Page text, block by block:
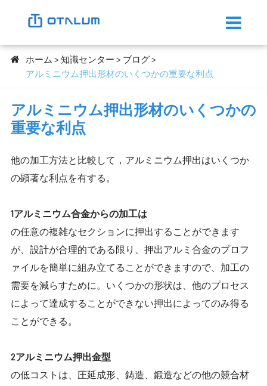
ホーム 知識センター
ブログ
アルミニウム押出形材のいくつかの重要な利点
アルミニウム押出形材のいくつかの
重要な利点
他の加工方法と比較して，アルミニウム押出はいくつか
の顕著な利点を有する。
1アルミニウム合金からの加工は
の任意の複雑なセクションに押出することができます
が、設計が合理的である限り、押出アルミ合金のプロフ
ァイルを簡単に組み立てることができますので、加工の
需要を減らすために。いくつかの形状は、他のプロセス
によって達成することができない押出によってのみ得る
ことができる。
2アルミニウム押出金型
の低コストは、圧延成形、鋳造、鍛造などの他の競合材